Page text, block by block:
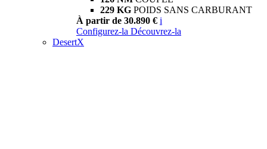
229 KG POIDS SANS CARBURANT
À partir de 30.890 € i
Configurez-la Découvrez-la
DesertX